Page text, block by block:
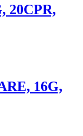
20CPR,
16G,